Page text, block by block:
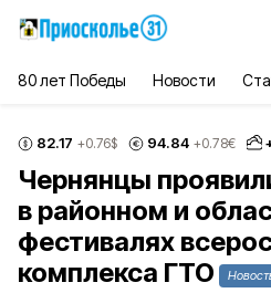
80 лет Победы Новости
82.17 +0.76$ 94.84 +0.78€
Чернянцы
в районном и
фестивалях
комплекса ГТО